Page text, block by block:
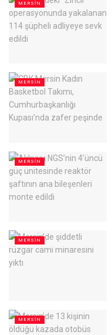
MERSIN
MERSIN
MERSIN
MERSIN
MERSIN